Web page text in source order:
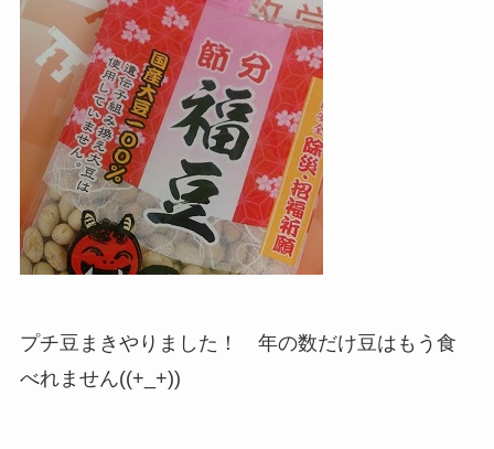
プチ豆まきやりました！ 年の数だけ豆はもう食
べれません((+_+))